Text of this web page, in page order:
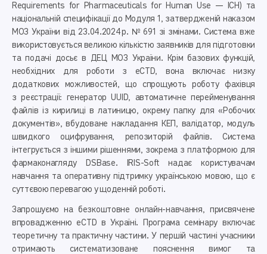
Requirements for Pharmaceuticals for Human Use — ICH) та
націо­нальній специфікації до Модуля 1, затвердженій наказом
МОЗ України від 23.04.2024 р. № 691 зі змінами. Система вже
використовується великою кількістю заявників для підготовки
та подачі досьє в ДЕЦ МОЗ України. Крім базових функцій,
необхідних для роботи з eCTD, вона включає низку
додаткових можливостей, що спрощують роботу фахівця
з реєстрації: генератор UUID, автоматичне перейменування
файлів із кирилиці в латиницю, окрему папку для «Робочих
документів», вбудоване накладання КЕП, валідатор, модуль
швидкого оцифрування, репозиторій файлів. Система
інтегрується з іншими рішеннями, зокрема з платформою для
фармаконагляду DSBase. IRIS-Soft надає користувачам
навчання та оперативну підтримку українською мовою, що є
суттєвою перевагою у щоденній роботі.
Запрошуємо на безкоштовне онлайн-навчання, присвячене
впровадженню eCTD в Україні. Програма семінару включає
теоретичну та практичну частини. У першій частині учасники
отримають систематизоване пояснення вимог та